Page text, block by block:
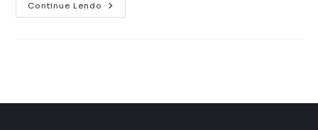
Continue Lendo